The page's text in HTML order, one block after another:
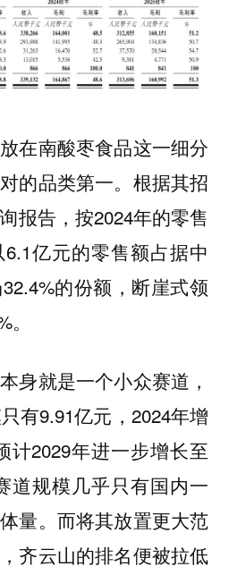
在南酸枣食品这一细分
的品类第一。根据其招
报告，按2024年的零售
亿元的零售额占据中
的份额，断崖式领
身就是一个小众赛道，
有9.91亿元，2024年增
计2029年进一步增长至
道规模几乎只有国内一
量。而将其放置更大范
齐云山的排名便被拉低